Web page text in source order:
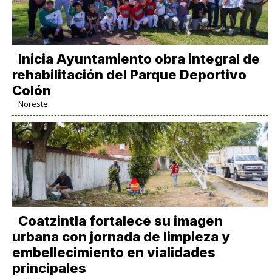
Inicia Ayuntamiento obra integral de
rehabilitación del Parque Deportivo
Colón
Noreste
Coatzintla fortalece su imagen
urbana con jornada de limpieza y
embellecimiento en vialidades
principales